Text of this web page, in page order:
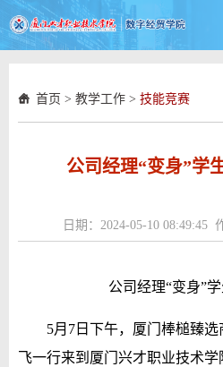
首页 > 教学工作 > 技能竞赛
公司经理“变身”学
日期：2024-05-10 08:49:45
公司经理“变身”
5月7日下午，厦门棒槌臻
飞一行来到厦门兴才职业技术